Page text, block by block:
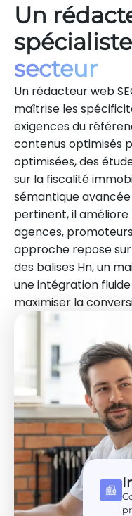
Un
secteur
Un rédacteur web
maîtrise les
exigences du
contenus optimisés
optimisées, des
sur la fiscalité
sémantique
pertinent, il améliore
agences,
approche repose
des balises Hn, un
une intégration fluide
maximiser la